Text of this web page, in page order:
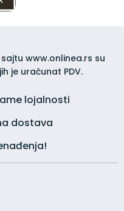
www.onlinea.rs su
je uračunat PDV.
lojalnosti
dostava